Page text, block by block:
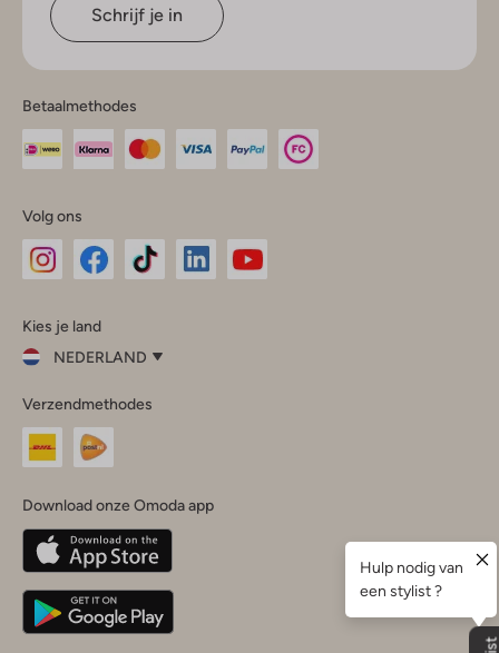
Schrijf je in
Betaalmethodes
Volg ons
InstagramFacebook
Kies je land
NEDERLAND
je
land
Nederland
Belgique(Français)
Deutschland
Verzendmethodes
Download onze Omoda app